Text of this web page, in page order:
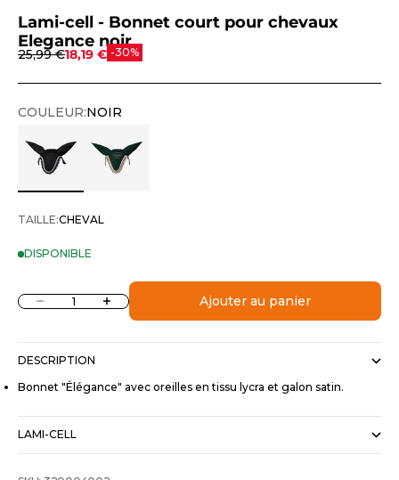
Lami-cell - Bonnet court pour chevaux
Elegance noir
Prix normal
25,99 €Prix de vente
18,19 € -30%
COULEUR:NOIR
TAILLE:CHEVAL
DISPONIBLE
Diminuer la quantitéAugmenter la quantitéAjouter au panier
DESCRIPTION
Bonnet "Élégance" avec oreilles en tissu lycra et galon satin.
LAMI-CELL